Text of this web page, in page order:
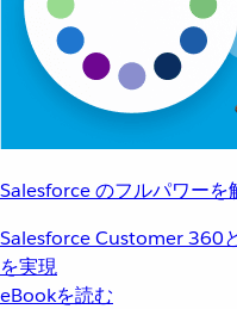
Salesforce のフルパワー
Salesforce Customer 360
を実現
eBookを読む